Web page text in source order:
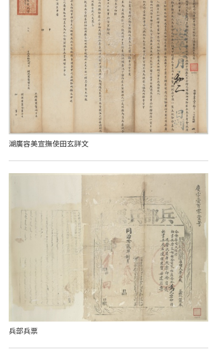
湖廣容美宣撫使田玄詳文
兵部兵票